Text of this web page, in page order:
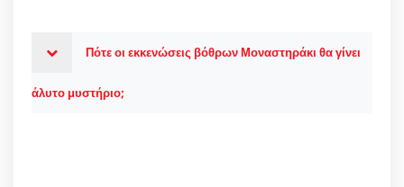
Πότε οι εκκενώσεις βόθρων Μοναστηράκι θα γίνει
άλυτο μυστήριο;